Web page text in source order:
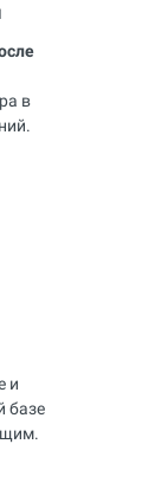
в
и
базе